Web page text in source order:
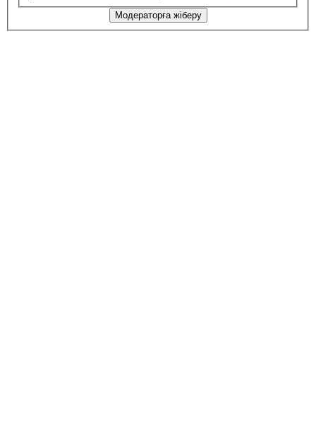
Модераторға жіберу